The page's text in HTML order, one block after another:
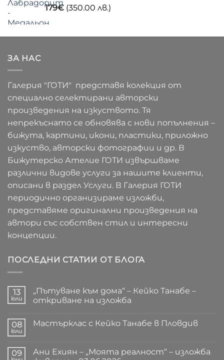
179€ (350.00 лв.)
ЗА НАС
Галерия "ГОТИ" представя колекция от
специално селектирани авторски
произведения на изкуството. Тя
непрекъснато се обновява с нови попълнения –
бижута, картини, икони, пластики, приложно
изкуство, авторски фотографии и др. В
Бижутерско Ателие ГОТИ извършваме
различни видове услуги за нашите клиенти,
описани в раздел Услуги. В Галерия ГОТИ
периодично организираме изложби,
представяме оригинални произведения на
автори със собствен стил и интересни
концепции.
ПОСЛЕДНИ СТАТИИ ОТ БЛОГА
13
юли
„Пътуване към дома“ – Кейко Танабе –
откриване на изложба
за
„Пътуване
Кейко
08
юли
Мастърклас с Кейко Танабе в Пловдив
Мастърклас
09
Ани Ехиян – „Моята реалност“ – изложба